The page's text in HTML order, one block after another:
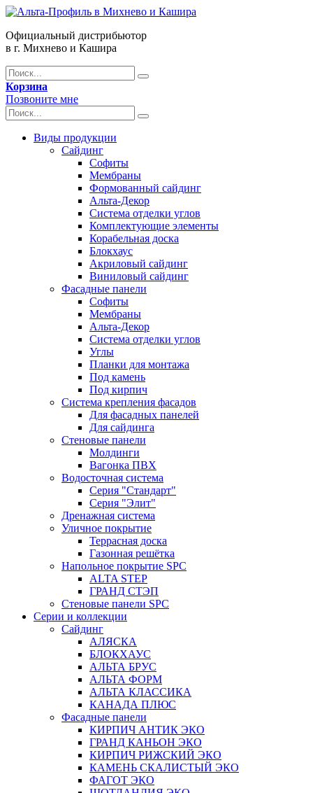
Официальный дистрибьютор
в г. Михнево и Кашира
Корзина
Позвоните мне
Виды продукции
Сайдинг
Софиты
Мембраны
Формованный сайдинг
Альта-Декор
Система отделки углов
Комплектующие элементы
Корабельная доска
Блокхаус
Акриловый сайдинг
Виниловый сайдинг
Фасадные панели
Софиты
Мембраны
Альта-Декор
Система отделки углов
Углы
Планки для монтажа
Под камень
Под кирпич
Система крепления фасадов
Для фасадных панелей
Для сайдинга
Стеновые панели
Молдинги
Вагонка ПВХ
Водосточная система
Серия "Стандарт"
Серия "Элит"
Дренажная система
Уличное покрытие
Террасная доска
Газонная решётка
Напольное покрытие SPC
ALTA STEP
ГРАНД СТЭП
Стеновые панели SPC
Серии и коллекции
Сайдинг
АЛЯСКА
БЛОКХАУС
АЛЬТА БРУС
АЛЬТА ФОРМ
АЛЬТА КЛАССИКА
КАНАДА ПЛЮС
Фасадные панели
КИРПИЧ АНТИК ЭКО
ГРАНД КАНЬОН ЭКО
КИРПИЧ РИЖСКИЙ ЭКО
КАМЕНЬ СКАЛИСТЫЙ ЭКО
ФАГОТ ЭКО